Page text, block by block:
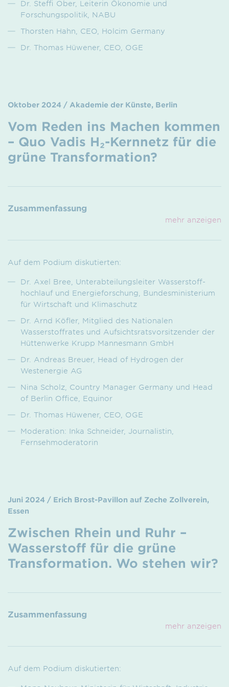
Dr. Steffi Ober, Leiterin Ökonomie und
Forschungspolitik, NABU
Thorsten Hahn, CEO, Holcim Germany
Dr. Thomas Hüwener, CEO, OGE
Oktober 2024 / Akademie der Künste, Berlin
Vom Reden ins Machen kommen
– Quo Vadis H₂-Kernnetz für die
grüne Transformation?
Zusammenfassung
mehr anzeigen
Auf dem Podium diskutierten:
Dr. Axel Bree, Unterabteilungsleiter Wasserstoff­
hochlauf und Energie­forschung, Bundes­ministerium
für Wirtschaft und Klimaschutz
Dr. Arnd Köfler, Mitglied des Nationalen
Wasserstoff­rates und Aufsichtsrats­vorsitzender der
Hüttenwerke Krupp Mannesmann GmbH
Dr. Andreas Breuer, Head of Hydrogen der
Westenergie AG
Nina Scholz, Country Manager Germany und Head
of Berlin Office, Equinor
Dr. Thomas Hüwener, CEO, OGE
Moderation: Inka Schneider, Journalistin,
Fernsehmoderatorin
Juni 2024 / Erich Brost-Pavillon auf Zeche Zollverein,
Essen
Zwischen Rhein und Ruhr –
Wasserstoff für die grüne
Transformation. Wo stehen wir?
Zusammenfassung
mehr anzeigen
Auf dem Podium diskutierten: